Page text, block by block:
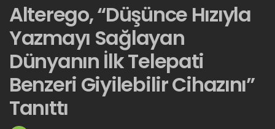
Alterego, “Düşünce Hızıyla
Yazmayı Sağlayan
Dünyanın İlk Telepati
Benzeri Giyilebilir Cihazını”
Tanıttı